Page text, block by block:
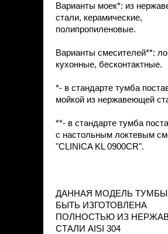
Варианты моек*: из
стали, керамические,
полипропиленовые.
Варианты смесителей**:
кухонные, бесконтактные.
*- в стандарте тумба
мойкой из нержавеющей
**- в стандарте тумба
с настольным локтевым
"CLINICA KL 0900CR".
ДАННАЯ МОДЕЛЬ
БЫТЬ ИЗГОТОВЛЕНА
ПОЛНОСТЬЮ ИЗ
СТАЛИ AISI 304